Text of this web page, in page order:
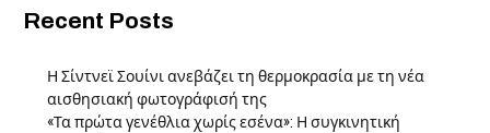
Recent Posts
Η Σίντνεϊ Σουίνι ανεβάζει τη θερμοκρασία με τη νέα
αισθησιακή φωτογράφισή της
«Τα πρώτα γενέθλια χωρίς εσένα»: Η συγκινητική